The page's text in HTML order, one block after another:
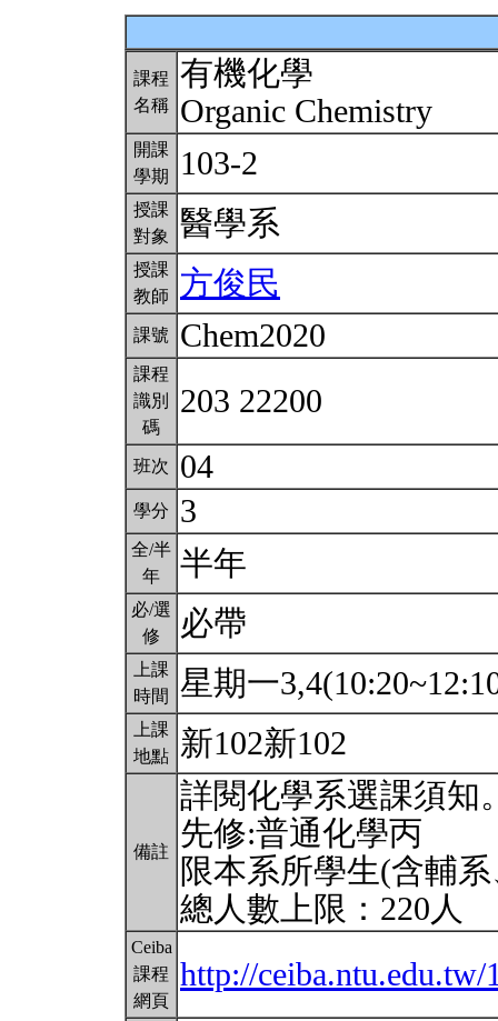
課程
名稱
有機化學
Organic Chemistry
開課
學期
103-2
授課
對象
醫學系
授課
教師
方俊民
課號 Chem2020
課程
識別
碼
203 22200
班次 04
學分 3
全/半
年
半年
必/選
修
必帶
上課
時間
星期一
上課
地點
新102新102
備註
詳閱化學系選課須知
先修:普通化學丙
限本系所學生(含輔
總人數上限：220人
Ceiba
課程
網頁
http://ceiba.ntu.edu.tw/